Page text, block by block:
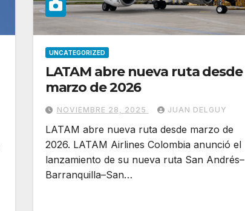
UNCATEGORIZED
LATAM abre nueva ruta desde
marzo de 2026
NOVIEMBRE 28, 2025 JUAN DELGUY
LATAM abre nueva ruta desde marzo de
2026. LATAM Airlines Colombia anunció el
lanzamiento de su nueva ruta San Andrés–
Barranquilla–San…